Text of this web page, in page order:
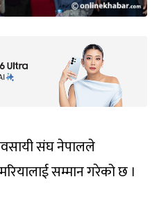
संघ नेपालले
सम्मान गरेको छ ।